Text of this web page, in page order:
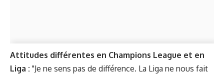
Attitudes différentes en Champions League et en
Liga : "Je ne sens pas de différence. La Liga ne nous fait